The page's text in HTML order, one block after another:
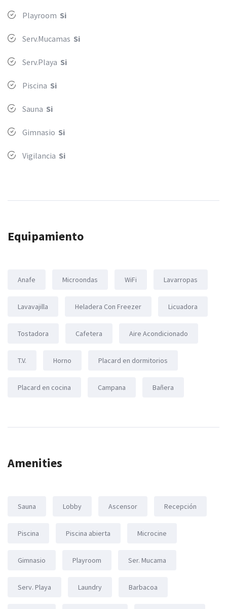
Playroom Si
Serv.Mucamas Si
Serv.Playa Si
Piscina Si
Sauna Si
Gimnasio Si
Vigilancia Si
Equipamiento
Anafe Microondas WiFi Lavarropas
Lavavajilla Heladera Con Freezer Licuadora
Tostadora Cafetera Aire Acondicionado
T.V. Horno Placard en dormitorios
Placard en cocina Campana Bañera
Amenities
Sauna Lobby Ascensor Recepción
Piscina Piscina abierta Microcine
Gimnasio Playroom Ser. Mucama
Serv. Playa Laundry Barbacoa